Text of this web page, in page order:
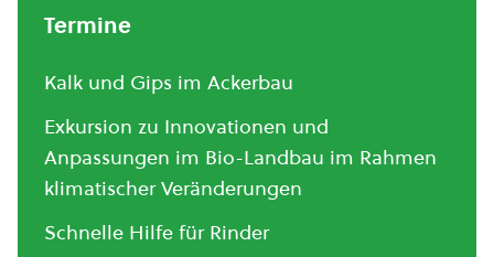
Termine
Kalk und Gips im Ackerbau
Exkursion zu Innovationen und
Anpassungen im Bio-Landbau im Rahmen
klimatischer Veränderungen
Schnelle Hilfe für Rinder